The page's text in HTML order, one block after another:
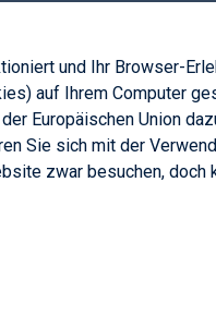
und Ihr Browser-
auf Ihrem Computer
Europäischen Union
Sie sich mit der
zwar besuchen,